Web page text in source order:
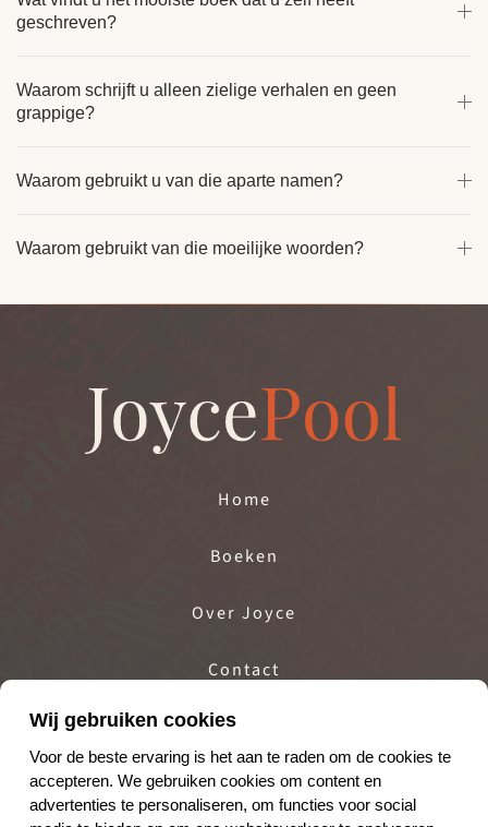
Wij gebruiken cookies
Voor de beste ervaring is het aan te raden om de cookies te
accepteren. We gebruiken cookies om content en
advertenties te personaliseren, om functies voor social
geschreven?
Waarom schrijft u alleen zielige verhalen en geen
grappige?
Waarom gebruikt u van die aparte namen?
Waarom gebruikt van die moeilijke woorden?
Home
Boeken
Over Joyce
Contact
Projecten